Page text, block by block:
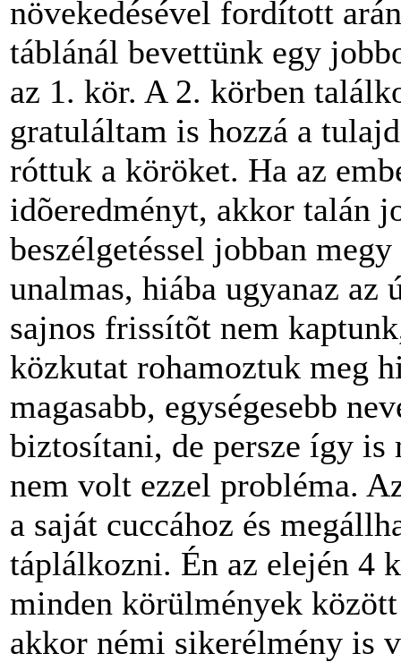
növekedésével fordított
táblánál bevettünk egy
az 1. kör. A 2. körben
gratuláltam is hozzá a
róttuk a köröket. Ha az
idõeredményt, akkor talán
beszélgetéssel jobban
unalmas, hiába ugyanaz
sajnos frissítõt nem
közkutat rohamoztuk meg
magasabb, egységesebb
biztosítani, de persze így
nem volt ezzel probléma.
a saját cuccához és
táplálkozni. Én az elején 4
minden körülmények
akkor némi sikerélmény is